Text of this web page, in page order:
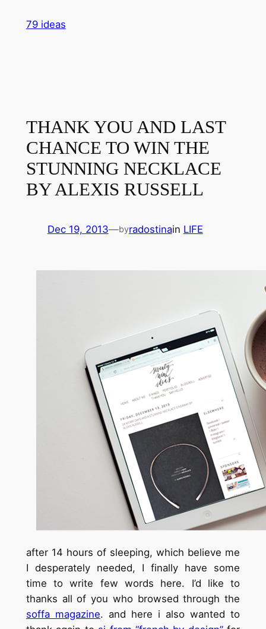
79 ideas
THANK YOU AND LAST
CHANCE TO WIN THE
STUNNING NECKLACE
BY ALEXIS RUSSELL
Dec 19, 2013—byradostinain LIFE
after 14 hours of sleeping, which believe me
I desperately needed, I finally have some
time to write few words here. I’d like to
thanks all of you who browsed through the
soffa magazine. and here i also wanted to